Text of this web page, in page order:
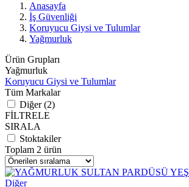
Anasayfa
İş Güvenliği
Koruyucu Giysi ve Tulumlar
Yağmurluk
Ürün Grupları
Yağmurluk
Koruyucu Giysi ve Tulumlar
Tüm Markalar
Diğer (2)
FİLTRELE
SIRALA
Stoktakiler
Toplam 2 ürün
Diğer